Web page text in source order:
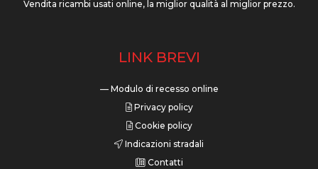
Vendita ricambi usati online, la miglior qualità al miglior prezzo.
LINK BREVI
— Modulo di recesso online
Privacy policy
Cookie policy
Indicazioni stradali
Contatti